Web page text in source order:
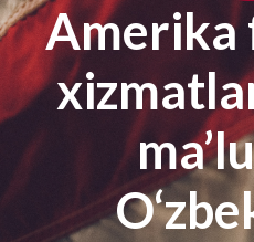
Amerika